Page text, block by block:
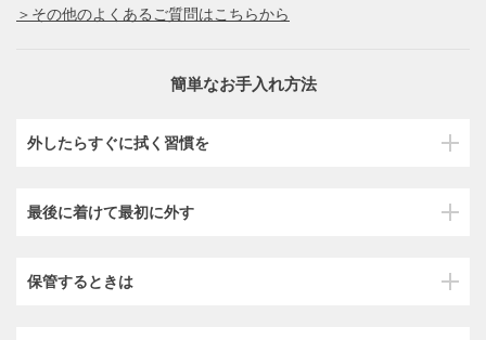
＞その他のよくあるご質問はこちらから
簡単なお手入れ方法
外したらすぐに拭く習慣を
最後に着けて最初に外す
保管するときは